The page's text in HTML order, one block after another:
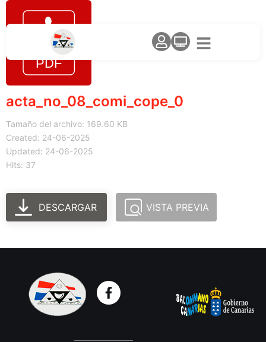
acta_no_08_comi_cope_0
Tamaño del archivo: 169.60 KB
Created: 24-06-2025
Updated: 24-06-2025
Hits: 37
DESCARGAR VISTA PREVIA